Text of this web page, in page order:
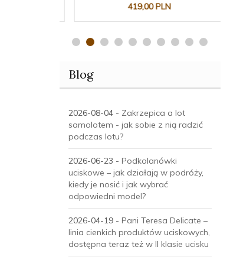
419,00 PLN
Blog
2026-08-04 - Zakrzepica a lot
samolotem - jak sobie z nią radzić
podczas lotu?
2026-06-23 - Podkolanówki
uciskowe – jak działają w podróży,
kiedy je nosić i jak wybrać
odpowiedni model?
2026-04-19 - Pani Teresa Delicate –
linia cienkich produktów uciskowych,
dostępna teraz też w II klasie ucisku